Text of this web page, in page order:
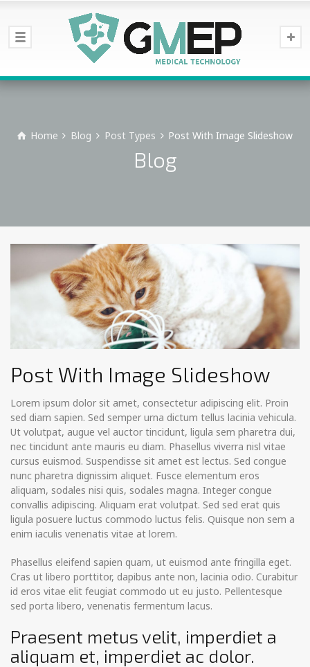
Home Blog Post Types Post With Image Slideshow
Blog
Post With Image Slideshow
Lorem ipsum dolor sit amet, consectetur adipiscing elit. Proin
sed diam sapien. Sed semper urna dictum tellus lacinia vehicula.
Ut volutpat, augue vel auctor tincidunt, ligula sem pharetra dui,
nec tincidunt ante mauris eu diam. Phasellus viverra nisl vitae
cursus euismod. Suspendisse sit amet est lectus. Sed congue
nunc pharetra dignissim aliquet. Fusce elementum eros
aliquam, sodales nisi quis, sodales magna. Integer congue
convallis adipiscing. Aliquam erat volutpat. Sed sed erat quis
ligula posuere luctus commodo luctus felis. Quisque non sem a
enim iaculis venenatis vitae at lorem.
Phasellus eleifend sapien quam, ut euismod ante fringilla eget.
Cras ut libero porttitor, dapibus ante non, lacinia odio. Curabitur
id eros vitae elit feugiat commodo ut eu justo. Pellentesque
sed porta libero, venenatis fermentum lacus.
Praesent metus velit, imperdiet a
aliquam et, imperdiet ac dolor.